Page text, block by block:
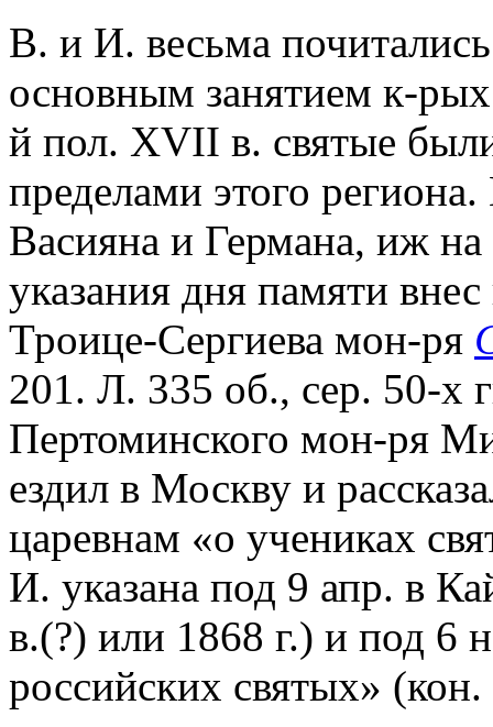
В. и И. весьма
основным занятием к-
й пол. XVII в. святые
пределами этого
Васияна и Германа, иж
указания дня памяти
Троице-Сергиева мон-ря
201. Л. 335 об., сер. 50-х
Пертоминского мон-ря
ездил в Москву и
царевнам «о учениках
И. указана под 9 апр. в
в.(?) или 1868 г.) и под 6
российских святых»